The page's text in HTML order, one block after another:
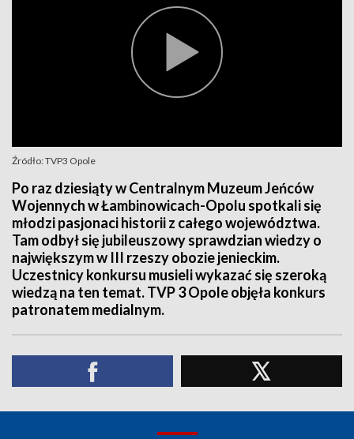
Źródło: TVP3 Opole
Po raz dziesiąty w Centralnym Muzeum Jeńców
Wojennych w Łambinowicach-Opolu spotkali się
młodzi pasjonaci historii z całego województwa.
Tam odbył się jubileuszowy sprawdzian wiedzy o
największym w III rzeszy obozie jenieckim.
Uczestnicy konkursu musieli wykazać się szeroką
wiedzą na ten temat. TVP 3 Opole objęła konkurs
patronatem medialnym.